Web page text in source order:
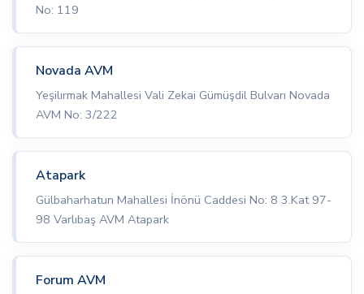
No: 119
Novada AVM
Yeşilırmak Mahallesi Vali Zekai Gümüşdil Bulvarı Novada
AVM No: 3/222
Atapark
Gülbaharhatun Mahallesi İnönü Caddesi No: 8 3.Kat 97-
98 Varlıbaş AVM Atapark
Forum AVM